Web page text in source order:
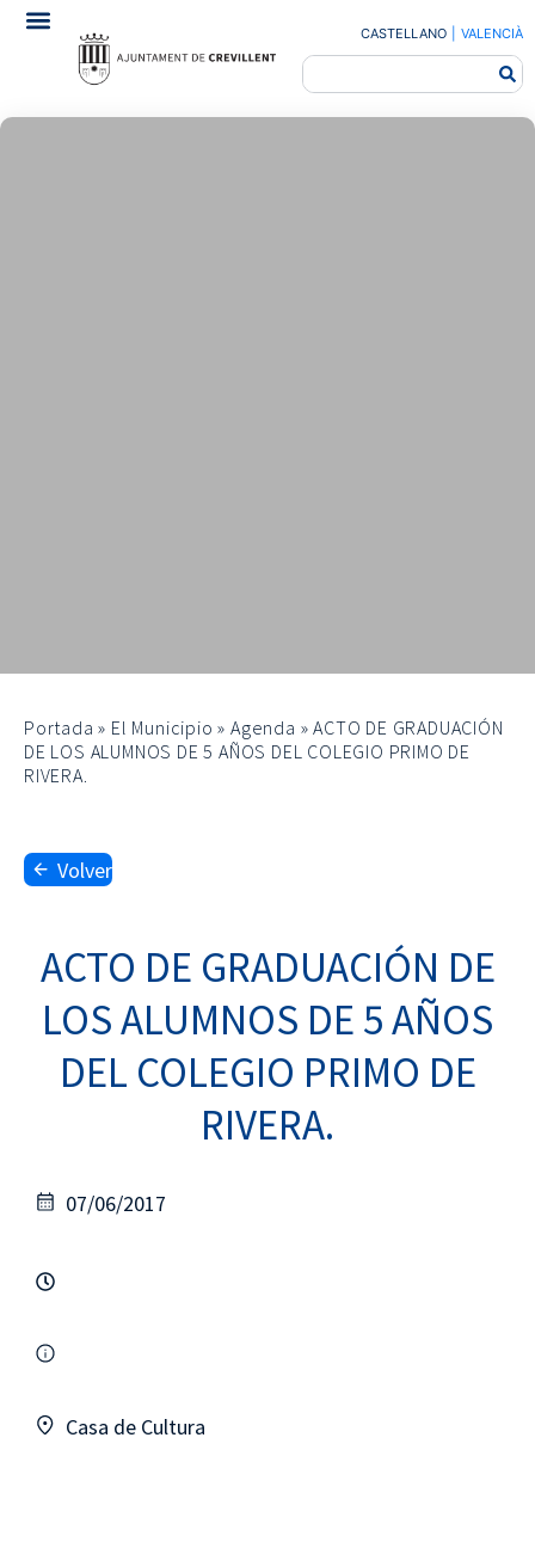
CASTELLANO VALENCIÀ
Portada » El Municipio »Agenda »ACTO DE GRADUACIÓN
DE LOS ALUMNOS DE 5 AÑOS DEL COLEGIO PRIMO DE
RIVERA.
Volver
ACTO DE GRADUACIÓN DE
LOS ALUMNOS DE 5 AÑOS
DEL COLEGIO PRIMO DE
RIVERA.
07/06/2017
Casa de Cultura